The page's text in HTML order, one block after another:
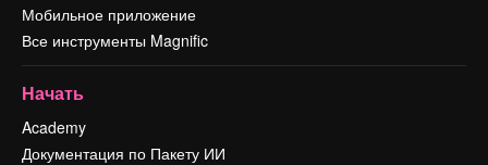
Мобильное приложение
Все инструменты Magnific
Начать
Academy
Документация по Пакету ИИ